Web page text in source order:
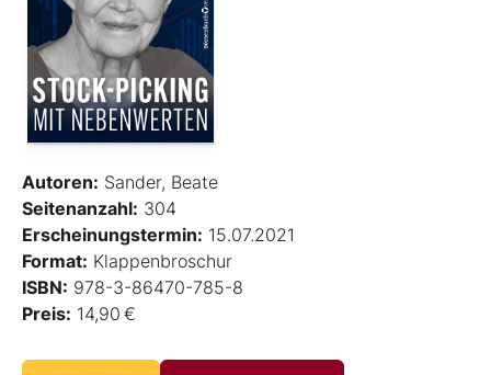
Autoren: Sander, Beate
Seitenanzahl: 304
Erscheinungstermin: 15.07.2021
Format: Klappenbroschur
ISBN: 978-3-86470-785-8
Preis: 14,90 €